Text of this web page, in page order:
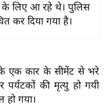
के लिए आ रहे थे। पुलिस
कर दिया गया है।
एक कार के सीमेंट से भरे
की मृत्यु हो गयी
गया।